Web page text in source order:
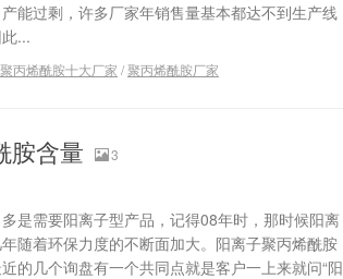
能过剩，许多厂家年销售量基本都达不到生产线
...
聚丙烯酰胺十大厂家 /聚丙烯酰胺厂家
胺含量
3
是需要阳离子型产品，记得08年时，那时候阳离
随着环保力度的不断面加大。阳离子聚丙烯酰胺
的几个询盘有一个共同点就是客户一上来就问“阳